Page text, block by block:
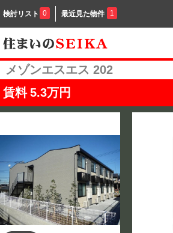
検討リスト 0 最近見た物件 1
メゾンエスエス 202
賃料 5.3万円